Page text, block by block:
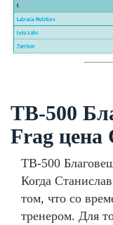
TB-500
Frag цена
TB-500
Когда
том, что со
тренером. Для